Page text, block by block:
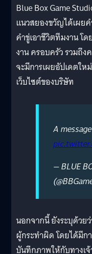
Blue Box Game
แนวสยองขวัญได้เผย
คำขู่เอาชีวิตทีมงาน โ
งาน ครอบครัว รวมถึง
จะมีการเผยอัปเดตให
เว็บไซต์ของบริษัท
A
— BLUE
นอกจากนี้ ยังระบุด้วย
ผู้กระทำผิด โดยได้มีก
บันทึกภาพให้กับทางเ